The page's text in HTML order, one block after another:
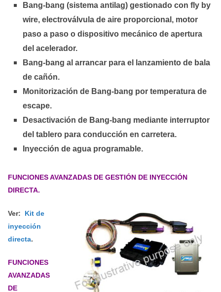
Bang-bang (sistema antilag) gestionado con fly by
wire, electroválvula de aire proporcional, motor
paso a paso o dispositivo mecánico de apertura
del acelerador.
Bang-bang al arrancar para el lanzamiento de bala
de cañón.
Monitorización de Bang-bang por temperatura de
escape.
Desactivación de Bang-bang mediante interruptor
del tablero para conducción en carretera.
Inyección de agua programable.
FUNCIONES AVANZADAS DE GESTIÓN DE INYECCIÓN
DIRECTA.
Ver: Kit de
inyección
directa.
FUNCIONES
AVANZADAS
DE